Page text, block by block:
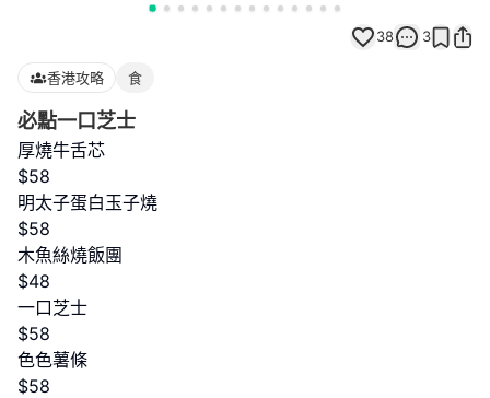
38 3
香港攻略 食
必點一口芝士
厚燒牛舌芯
$58
明太子蛋白玉子燒
$58
木魚絲燒飯團
$48
一口芝士
$58
色色薯條
$58